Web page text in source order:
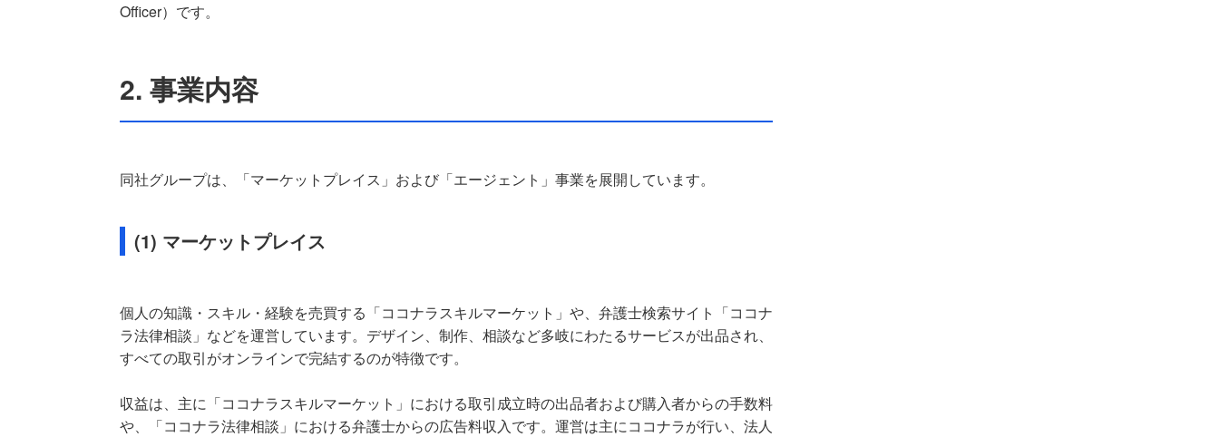
Officer）です。
2. 事業内容
同社グループは、「マーケットプレイス」および「エージェント」事業を展開しています。
(1) マーケットプレイス
個人の知識・スキル・経験を売買する「ココナラスキルマーケット」や、弁護士検索サイト「ココナ
ラ法律相談」などを運営しています。デザイン、制作、相談など多岐にわたるサービスが出品され、
すべての取引がオンラインで完結するのが特徴です。
収益は、主に「ココナラスキルマーケット」における取引成立時の出品者および購入者からの手数料
や、「ココナラ法律相談」における弁護士からの広告料収入です。運営は主にココナラが行い、法人